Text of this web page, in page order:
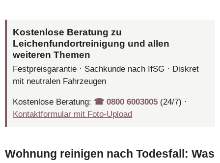
Kostenlose Beratung zu
Leichenfundortreinigung und allen
weiteren Themen
Festpreisgarantie · Sachkunde nach IfSG · Diskret
mit neutralen Fahrzeugen
Kostenlose Beratung: ☎︎ 0800 6003005 (24/7) ·
Kontaktformular mit Foto-Upload
Wohnung reinigen nach Todesfall: Was